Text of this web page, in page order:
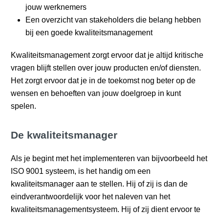
jouw werknemers
Een overzicht van stakeholders die belang hebben
bij een goede kwaliteitsmanagement
Kwaliteitsmanagement zorgt ervoor dat je altijd kritische
vragen blijft stellen over jouw producten en/of diensten.
Het zorgt ervoor dat je in de toekomst nog beter op de
wensen en behoeften van jouw doelgroep in kunt
spelen.
De kwaliteitsmanager
Als je begint met het implementeren van bijvoorbeeld het
ISO 9001 systeem, is het handig om een
kwaliteitsmanager aan te stellen. Hij of zij is dan de
eindverantwoordelijk voor het naleven van het
kwaliteitsmanagementsysteem. Hij of zij dient ervoor te